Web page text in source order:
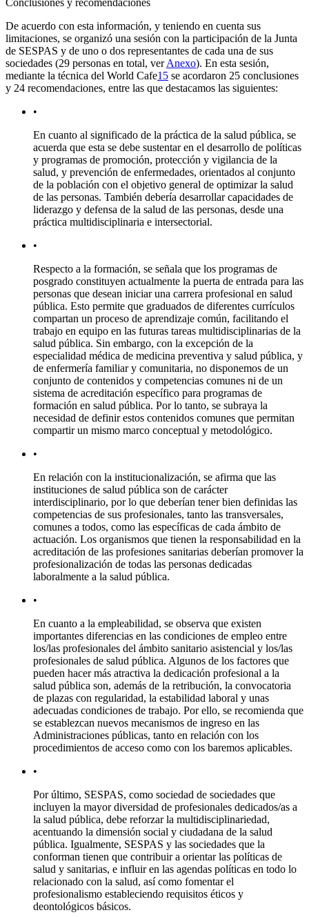
De acuerdo con esta información, y teniendo en cuenta sus
limitaciones, se organizó una sesión con la participación de la Junta
de SESPAS y de uno o dos representantes de cada una de sus
sociedades (29 personas en total, verAnexo). En esta sesión,
mediante la técnica del World Cafe15 se acordaron 25 conclusiones
y 24 recomendaciones, entre las que destacamos las siguientes:
•
En cuanto al significado de la práctica de la salud pública, se
acuerda que esta se debe sustentar en el desarrollo de políticas
y programas de promoción, protección y vigilancia de la
salud, y prevención de enfermedades, orientados al conjunto
de la población con el objetivo general de optimizar la salud
de las personas. También debería desarrollar capacidades de
liderazgo y defensa de la salud de las personas, desde una
práctica multidisciplinaria e intersectorial.
•
Respecto a la formación, se señala que los programas de
posgrado constituyen actualmente la puerta de entrada para las
personas que desean iniciar una carrera profesional en salud
pública. Esto permite que graduados de diferentes currículos
compartan un proceso de aprendizaje común, facilitando el
trabajo en equipo en las futuras tareas multidisciplinarias de la
salud pública. Sin embargo, con la excepción de la
especialidad médica de medicina preventiva y salud pública, y
de enfermería familiar y comunitaria, no disponemos de un
conjunto de contenidos y competencias comunes ni de un
sistema de acreditación específico para programas de
formación en salud pública. Por lo tanto, se subraya la
necesidad de definir estos contenidos comunes que permitan
compartir un mismo marco conceptual y metodológico.
•
En relación con la institucionalización, se afirma que las
instituciones de salud pública son de carácter
interdisciplinario, por lo que deberían tener bien definidas las
competencias de sus profesionales, tanto las transversales,
comunes a todos, como las específicas de cada ámbito de
actuación. Los organismos que tienen la responsabilidad en la
acreditación de las profesiones sanitarias deberían promover la
profesionalización de todas las personas dedicadas
laboralmente a la salud pública.
•
En cuanto a la empleabilidad, se observa que existen
importantes diferencias en las condiciones de empleo entre
los/las profesionales del ámbito sanitario asistencial y los/las
profesionales de salud pública. Algunos de los factores que
pueden hacer más atractiva la dedicación profesional a la
salud pública son, además de la retribución, la convocatoria
de plazas con regularidad, la estabilidad laboral y unas
adecuadas condiciones de trabajo. Por ello, se recomienda que
se establezcan nuevos mecanismos de ingreso en las
Administraciones públicas, tanto en relación con los
procedimientos de acceso como con los baremos aplicables.
•
Por último, SESPAS, como sociedad de sociedades que
incluyen la mayor diversidad de profesionales dedicados/as a
la salud pública, debe reforzar la multidisciplinariedad,
acentuando la dimensión social y ciudadana de la salud
pública. Igualmente, SESPAS y las sociedades que la
conforman tienen que contribuir a orientar las políticas de
salud y sanitarias, e influir en las agendas políticas en todo lo
relacionado con la salud, así como fomentar el
profesionalismo estableciendo requisitos éticos y
deontológicos básicos.